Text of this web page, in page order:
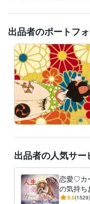
占い 四柱推命 ピプリオ
語学力
英語 ビジネスレベル
ベトナム語 日常会話レベ
出品者のポートフ
出品者の人気サー
恋愛♡カ
の気持ち
ットカ
5.0(1529)